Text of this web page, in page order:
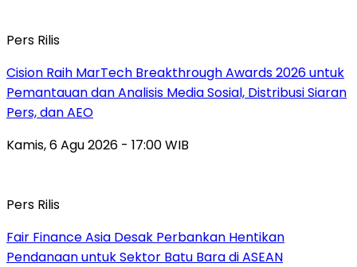
Pers Rilis
Cision Raih MarTech Breakthrough Awards 2026 untuk
Pemantauan dan Analisis Media Sosial, Distribusi Siaran
Pers, dan AEO
Kamis, 6 Agu 2026 - 17:00 WIB
Pers Rilis
Fair Finance Asia Desak Perbankan Hentikan
Pendanaan untuk Sektor Batu Bara di ASEAN